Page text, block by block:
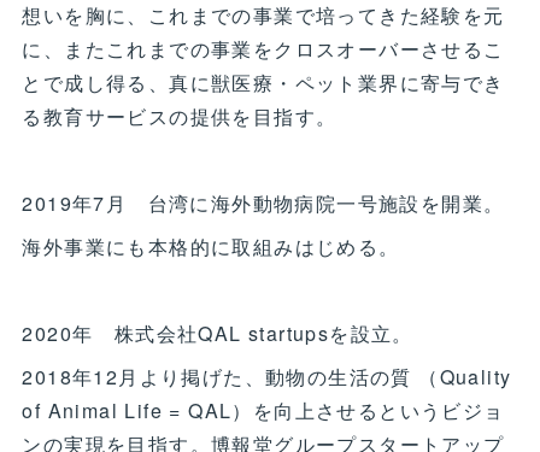
想いを胸に、これまでの事業で培ってきた経験を元
に、またこれまでの事業をクロスオーバーさせるこ
とで成し得る、真に獣医療・ペット業界に寄与でき
る教育サービスの提供を目指す。
2019年7月 台湾に海外動物病院一号施設を開業。
海外事業にも本格的に取組みはじめる。
2020年 株式会社QAL startupsを設立。
2018年12月より掲げた、動物の生活の質 （Quality
of Animal Life = QAL）を向上させるというビジョ
ンの実現を目指す。博報堂グループスタートアップ